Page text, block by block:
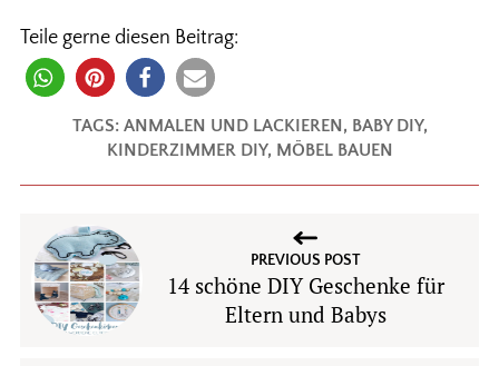
Teile gerne diesen Beitrag:
TAGS: ANMALEN UND LACKIEREN, BABY DIY,
KINDERZIMMER DIY, MÖBEL BAUEN
PREVIOUS POST
14 schöne DIY Geschenke für
Eltern und Babys